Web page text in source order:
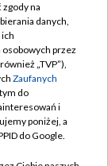
na
danych,
przez
„TVP”),
Zaufanych
do
i
poniżej, a
do Google.